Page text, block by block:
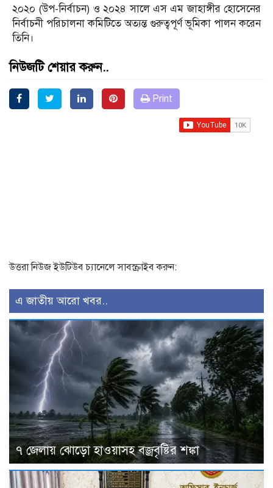
২০২০ (উপ-নির্বাচন) ও ২০২৪ সালে এস এম জাহাঙ্গীর হোসেনের
নির্বাচনী পরিচালনা কমিটিতে অত্যন্ত গুরুত্বপূর্ণ ভূমিকা পালন করেন
তিনি।
নিউজটি শেয়ার করুন..
Print
উত্তরা নিউজ ইউটিউব চ্যানেলে সাবস্ক্রাইব করুন:
এ জাতীয় আরো খবর..
৭ জেলায় ঝোড়ো হাওয়াসহ বজ্রবৃষ্টির শঙ্কা